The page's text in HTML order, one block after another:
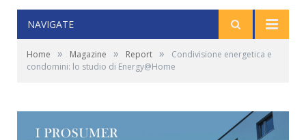
NAVIGATE
Home » Magazine » Report »
Condivisione energetica e
condomini: lo studio di Energy@Home